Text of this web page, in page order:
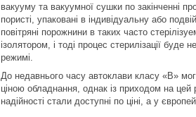
вакууму та вакуумної сушки по закінченні
пористі, упаковані в індивідуальну або
повітряні порожнини в таких часто
ізолятором, і тоді процес стерилізації
режимі.
До недавнього часу автоклави класу «B»
ціною обладнання, однак із приходом на цей
надійності стали доступні по ціні, а у